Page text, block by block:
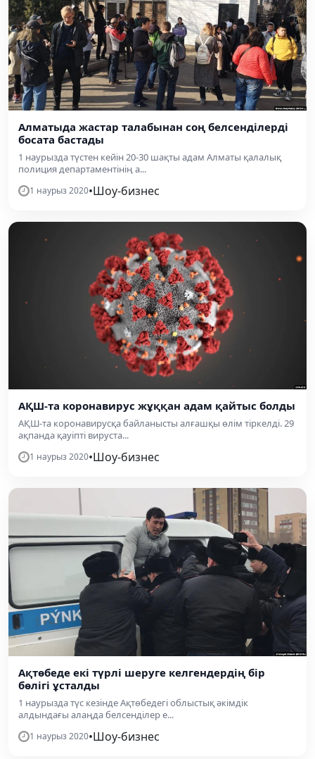
Алматыда жастар талабынан соң белсенділерді
босата бастады
1 наурызда түстен кейін 20-30 шақты адам Алматы қалалық
полиция департаментінің а...
1 наурыз 2020•Шоу-бизнес
АҚШ-та коронавирус жұққан адам қайтыс болды
АҚШ-та коронавирусқа байланысты алғашқы өлім тіркелді. 29
ақпанда қауіпті вируста...
1 наурыз 2020•Шоу-бизнес
Ақтөбеде екі түрлі шеруге келгендердің бір
бөлігі ұсталды
1 наурызда түс кезінде Ақтөбедегі облыстық әкімдік
алдындағы алаңда белсенділер е...
1 наурыз 2020•Шоу-бизнес